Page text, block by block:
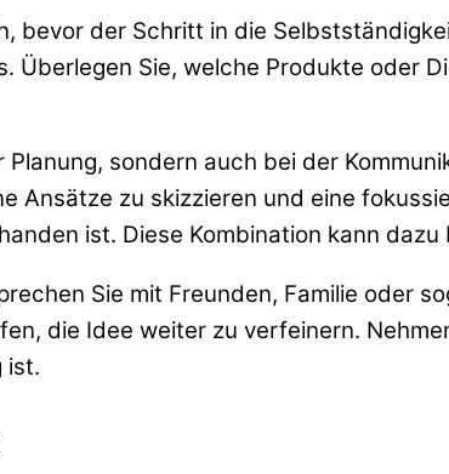
bevor der Schritt in die
Überlegen Sie, welche Produkte oder
sondern auch bei der
Ansätze zu skizzieren und eine
ist. Diese Kombination kann
Sie mit Freunden, Familie oder
die Idee weiter zu verfeinern.
ist.